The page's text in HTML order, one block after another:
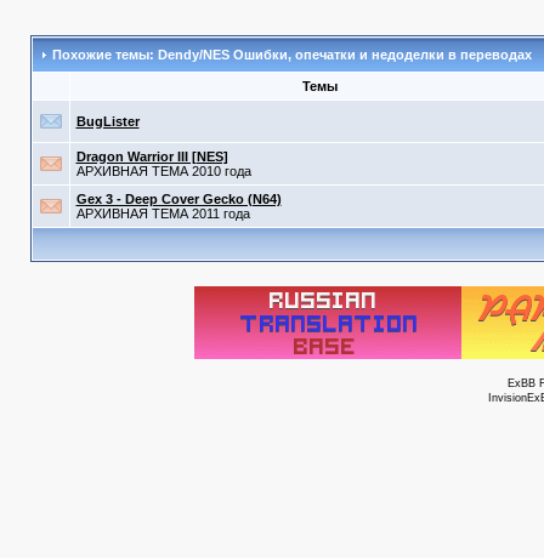
Похожие темы: Dendy/NES Ошибки, опечатки и недоделки в переводах
Темы
BugLister
Dragon Warrior III [NES]
АРХИВНАЯ ТЕМА 2010 года
Gex 3 - Deep Cover Gecko (N64)
АРХИВНАЯ ТЕМА 2011 года
ExBB